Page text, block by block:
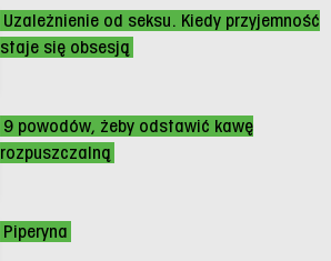
Uzależnienie od seksu. Kiedy przyjemność
staje się obsesją
9 powodów, żeby odstawić kawę
rozpuszczalną
Piperyna